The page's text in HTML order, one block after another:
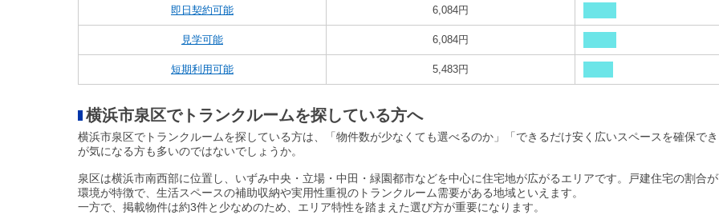
即日契約可能 6,084円
見学可能 6,084円
短期利用可能 5,483円
横浜市泉区でトランクルームを探している方へ
横浜市泉区でトランクルームを探している方は、「物件数が少なくても選べるのか」「できるだけ安く広いスペースを確保で
が気になる方も多いのではないでしょうか。
泉区は横浜市南西部に位置し、いずみ中央・立場・中田・緑園都市などを中心に住宅地が広がるエリアです。戸建住宅の割合
環境が特徴で、生活スペースの補助収納や実用性重視のトランクルーム需要がある地域といえます。
一方で、掲載物件は約3件と少なめのため、エリア特性を踏まえた選び方が重要になります。